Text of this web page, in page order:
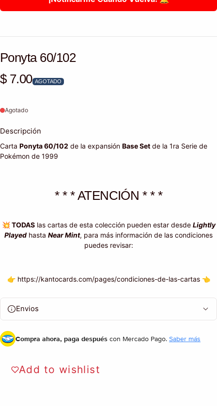
Ponyta 60/102
Precio habitual
$ 7.00 AGOTADO
Agotado
Descripción
Carta Ponyta 60/102 de la expansión Base Set de la 1ra Serie de
Pokémon de 1999
* * * ATENCIÓN * * *
💥TODAS las cartas de esta colección pueden estar desde Lightly
Played hasta Near Mint, para más información de las condiciones
puedes revisar:
👉 https://kantocards.com/pages/condiciones-de-las-cartas 👈
Envios
Compra ahora, paga después con Mercado Pago. Saber más
Add to wishlist